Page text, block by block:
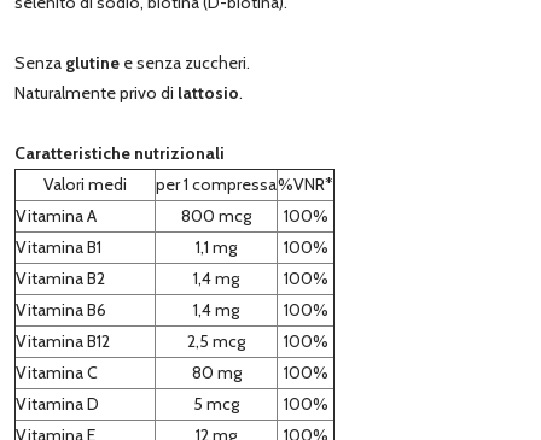
Senza glutine e senza zuccheri.
Naturalmente privo di lattosio.
Caratteristiche nutrizionali
Valori medi
per 1 compressa%VNR*
Vitamina A
800 mcg
100%
Vitamina B1
1,1 mg
100%
Vitamina B2
1,4 mg
100%
Vitamina B6
1,4 mg
100%
Vitamina B12
2,5 mcg
100%
Vitamina C
80 mg
100%
Vitamina D
5 mcg
100%
Vitamina E
12 mg
100%